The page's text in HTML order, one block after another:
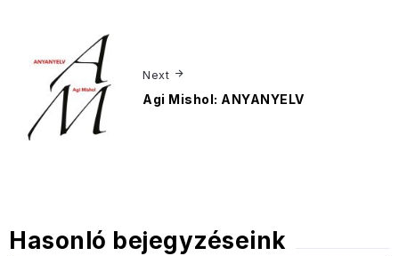
Next
Agi Mishol: ANYANYELV
Hasonló bejegyzéseink